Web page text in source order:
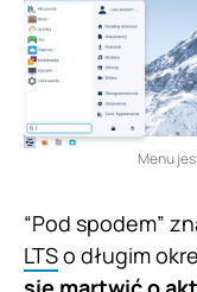
Menu
“Pod spodem”
LTSo długim